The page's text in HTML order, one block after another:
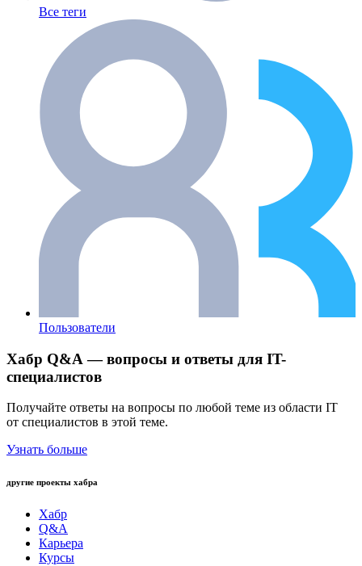
Все теги
Пользователи
Хабр Q&A — вопросы и ответы для IT-
специалистов
Получайте ответы на вопросы по любой теме из области IT
от специалистов в этой теме.
Узнать больше
другие проекты хабра
Хабр
Q&A
Карьера
Курсы